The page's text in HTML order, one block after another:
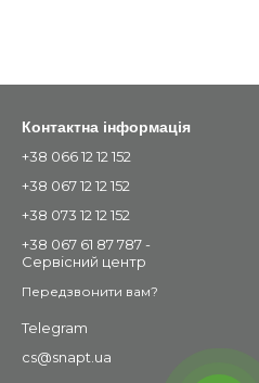
Контактна інформація
+38 066 12 12 152
+38 067 12 12 152
+38 073 12 12 152
+38 067 61 87 787 -
Сервісний центр
Передзвонити вам?
Telegram
cs@snapt.ua